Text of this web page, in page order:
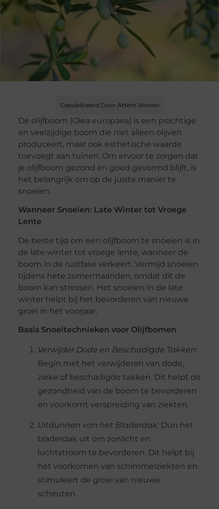
Gepubliceerd Door Attent Wonen
De olijfboom (Olea europaea) is een prachtige
en veelzijdige boom die niet alleen olijven
produceert, maar ook esthetische waarde
toevoegt aan tuinen. Om ervoor te zorgen dat
je olijfboom gezond en goed gevormd blijft, is
het belangrijk om op de juiste manier te
snoeien.
Wanneer Snoeien: Late Winter tot Vroege
Lente
De beste tijd om een olijfboom te snoeien is in
de late winter tot vroege lente, wanneer de
boom in de rustfase verkeert. Vermijd snoeien
tijdens hete zomermaanden, omdat dit de
boom kan stressen. Het snoeien in de late
winter helpt bij het bevorderen van nieuwe
groei in het voorjaar.
Basis Snoeitechnieken voor Olijfbomen
Verwijder Dode en Beschadigde Takken:
Begin met het verwijderen van dode,
zieke of beschadigde takken. Dit helpt de
gezondheid van de boom te bevorderen
en voorkomt verspreiding van ziekten.
Uitdunnen van het Bladerdak:Dun het
bladerdak uit om zonlicht en
luchtstroom te bevorderen. Dit helpt bij
het voorkomen van schimmelziekten en
stimuleert de groei van nieuwe
scheuten.